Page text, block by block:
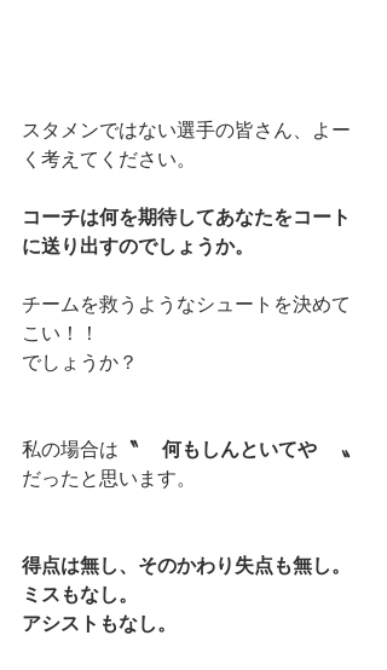
スタメンではない選手の皆さん、よー
く考えてください。
コーチは何を期待してあなたをコート
に送り出すのでしょうか。
チームを救うようなシュートを決めて
こい！！
でしょうか？
私の場合は 〝 　何もしんといてや　 〟
だったと思います。
得点は無し、そのかわり失点も無し。
ミスもなし。
アシストもなし。